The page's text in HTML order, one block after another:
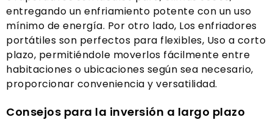
entregando un enfriamiento potente con un uso
mínimo de energía. Por otro lado, Los enfriadores
portátiles son perfectos para flexibles, Uso a corto
plazo, permitiéndole moverlos fácilmente entre
habitaciones o ubicaciones según sea necesario,
proporcionar conveniencia y versatilidad.
Consejos para la inversión a largo plazo